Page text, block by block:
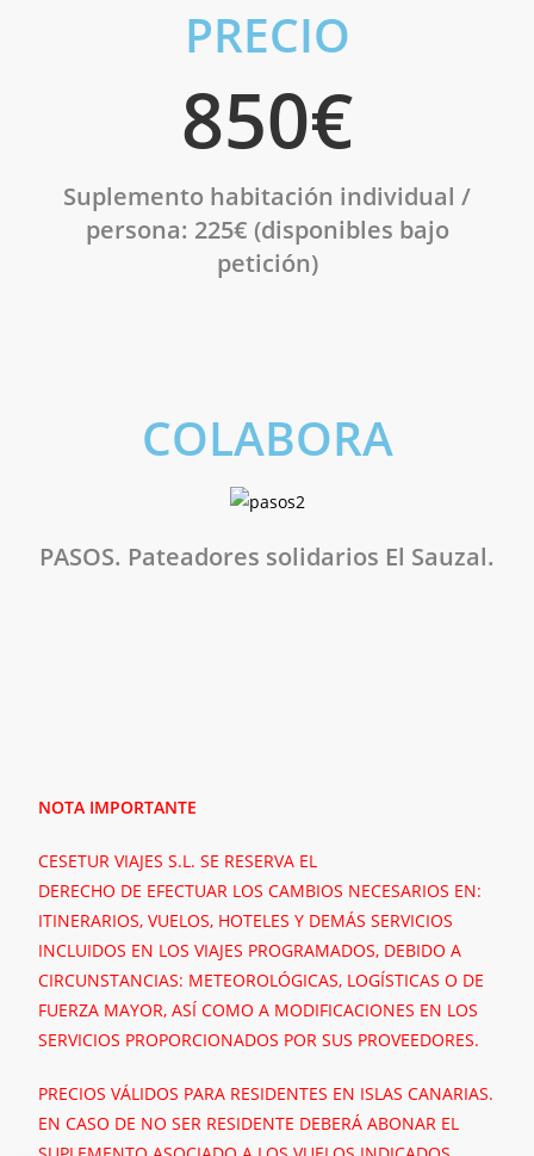
PRECIO
850€
Suplemento habitación individual /
persona: 225€ (disponibles bajo
petición)
COLABORA
PASOS. Pateadores solidarios El Sauzal.
NOTA IMPORTANTE
CESETUR VIAJES S.L. SE RESERVA EL
DERECHO DE EFECTUAR LOS CAMBIOS NECESARIOS EN:
ITINERARIOS, VUELOS, HOTELES Y DEMÁS SERVICIOS
INCLUIDOS EN LOS VIAJES PROGRAMADOS, DEBIDO A
CIRCUNSTANCIAS: METEOROLÓGICAS, LOGÍSTICAS O DE
FUERZA MAYOR, ASÍ COMO A MODIFICACIONES EN LOS
SERVICIOS PROPORCIONADOS POR SUS PROVEEDORES.
PRECIOS VÁLIDOS PARA RESIDENTES EN ISLAS CANARIAS.
EN CASO DE NO SER RESIDENTE DEBERÁ ABONAR EL